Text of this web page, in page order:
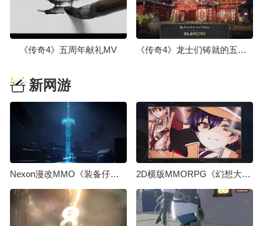
《传奇4》五周年献礼MV 《传奇4》龙士们铸就的五年之旅
新网游
Nexon漫改MMO《装备仔：OVERGEARED》先导预告，2026年上线 2D横版MMORPG《幻想大师》首个制作视频今日发布